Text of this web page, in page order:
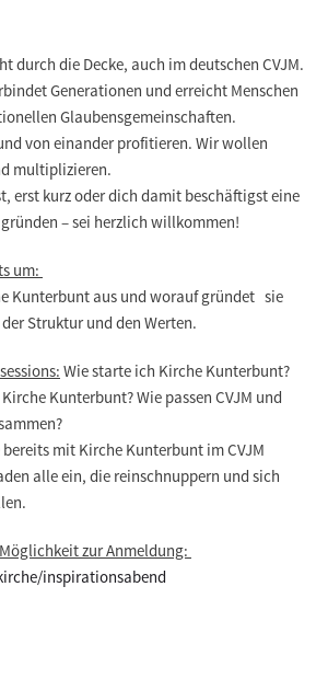
durch die Decke, auch im deutschen CVJM.
Generationen und erreicht Menschen
Glaubensgemeinschaften.
von einander profitieren. Wir wollen
multiplizieren.
erst kurz oder dich damit beschäftigst eine
– sei herzlich willkommen!
um:
Kunterbunt aus und worauf gründet sie
Struktur und den Werten.
Wie starte ich Kirche Kunterbunt?
Kunterbunt? Wie passen CVJM und
mit Kirche Kunterbunt im CVJM
alle ein, die reinschnuppern und sich
zur Anmeldung:
inspirationsabend